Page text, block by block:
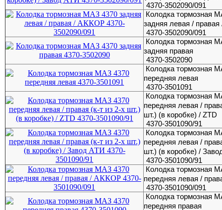
4370-3502090/091
Колодка тормозная
задняя левая /
4370-3502090/091
Колодка тормозная
задняя правая
4370-3502090
Колодка тормозная
передняя левая
4370-3501091
Колодка тормозная
передняя левая /
шт.) (в коробке) / ZTD
4370-3501090/91
Колодка тормозная
передняя левая /
шт.) (в коробке) /
4370-3501090/91
Колодка тормозная
передняя левая /
4370-3501090/091
Колодка тормозная
передняя правая